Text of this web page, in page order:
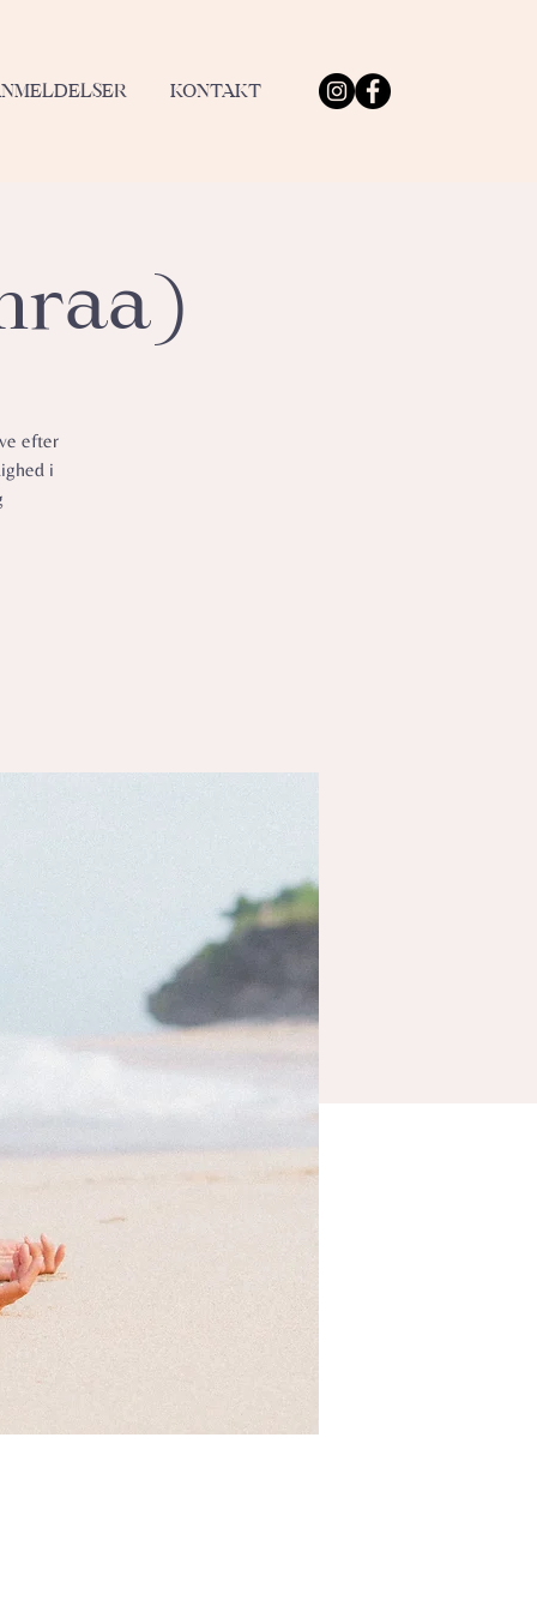
KONTAKT
efter
i